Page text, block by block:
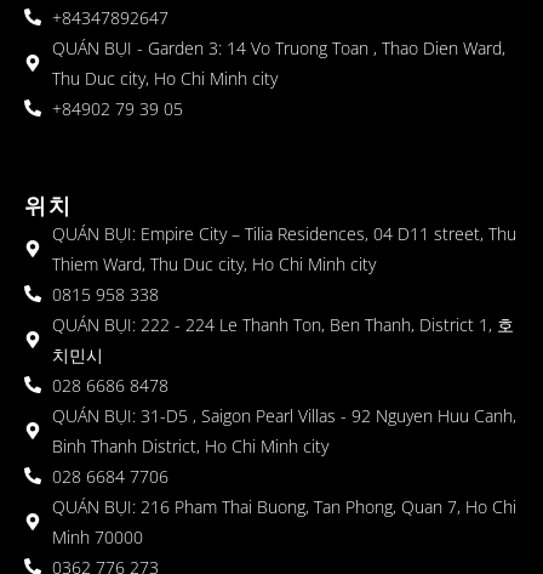
+84347892647
QUÁN BỤI - Garden 3: 14 Vo Truong Toan , Thao Dien Ward,
Thu Duc city, Ho Chi Minh city
+84902 79 39 05
위치
QUÁN BỤI: Empire City – Tilia Residences, 04 D11 street, Thu
Thiem Ward, Thu Duc city, Ho Chi Minh city
0815 958 338
QUÁN BỤI: 222 - 224 Le Thanh Ton, Ben Thanh, District 1, 호
치민시
028 6686 8478
QUÁN BỤI: 31-D5 , Saigon Pearl Villas - 92 Nguyen Huu Canh,
Binh Thanh District, Ho Chi Minh city
028 6684 7706
QUÁN BỤI: 216 Pham Thai Buong, Tan Phong, Quan 7, Ho Chi
Minh 70000
0362 776 273